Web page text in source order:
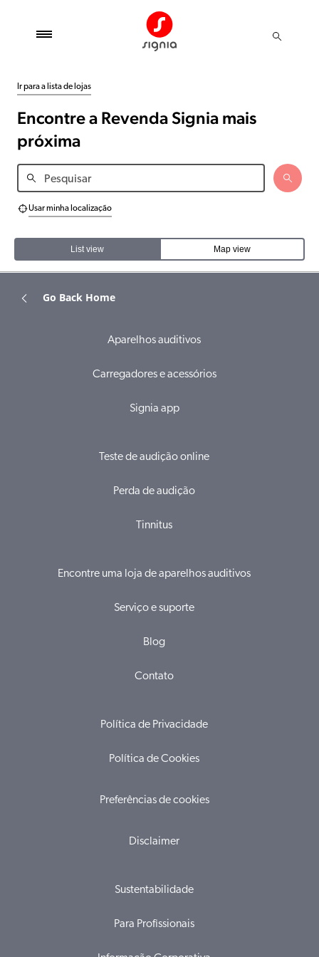
Ir para a lista de lojas
Encontre a Revenda Signia mais
próxima
Usar minha localização
List view Map view
Go Back Home
Aparelhos auditivos
Carregadores e acessórios
Signia app
Teste de audição online
Perda de audição
Tinnitus
Encontre uma loja de aparelhos auditivos
Serviço e suporte
Blog
Contato
Política de Privacidade
Política de Cookies
Preferências de cookies
Disclaimer
Sustentabilidade
Para Profissionais